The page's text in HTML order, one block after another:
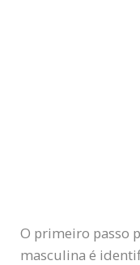
O primeiro passo
masculina é